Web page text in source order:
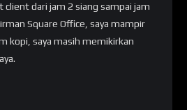
dari jam 2 siang sampai jam
Square Office, saya mampir
kopi, saya masih memikirkan